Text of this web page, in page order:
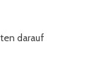
darauf